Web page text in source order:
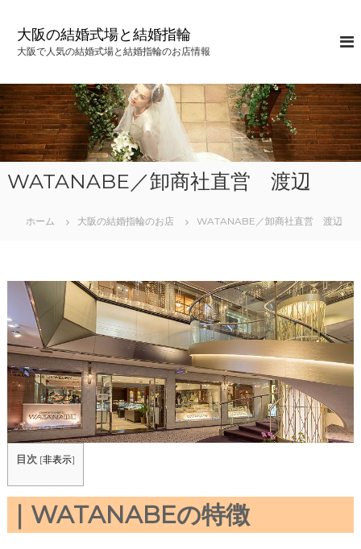
へ
ス
キ
ッ
プ
大阪の結婚式場と結婚指輪
大阪で人気の結婚式場と結婚指輪のお店情報
WATANABE／卸商社直営 渡辺
ホーム 大阪の結婚指輪のお店 WATANABE／卸商社直営 渡辺
目次 [非表示]
WATANABEの特徴